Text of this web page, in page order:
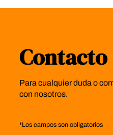
Contacto
Para cualquier duda o
con nosotros.
*Los campos son obligatorios